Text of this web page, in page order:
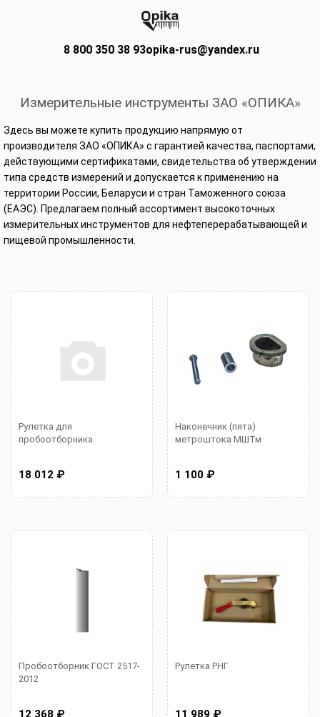
8 800 350 38 93opika-rus@yandex.ru
Измерительные инструменты ЗАО «ОПИКА»
Здесь вы можете купить продукцию напрямую от
производителя ЗАО «ОПИКА» с гарантией качества, паспортами,
действующими сертификатами, свидетельства об утверждении
типа средств измерений и допускается к применению на
территории России, Беларуси и стран Таможенного союза
(ЕАЭС). Предлагаем полный ассортимент высокоточных
измерительных инструментов для нефтеперерабатывающей и
пищевой промышленности.
Рулетка для
пробоотборника
18 012 ₽
Наконечник (пята)
метроштока МШТм
1 100 ₽
Пробоотборник ГОСТ 2517-
2012
Рулетка РНГ